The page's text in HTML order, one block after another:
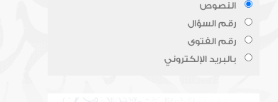
النصوص
رقم السؤال
رقم الفتوى
بالبريد الإلكتروني